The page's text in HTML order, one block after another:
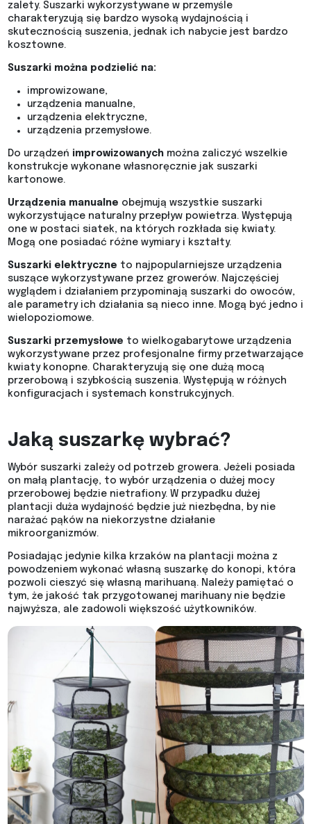
zalety. Suszarki wykorzystywane w przemyśle
charakteryzują się bardzo wysoką wydajnością i
skutecznością suszenia, jednak ich nabycie jest bardzo
kosztowne.
Suszarki można podzielić na:
improwizowane,
urządzenia manualne,
urządzenia elektryczne,
urządzenia przemysłowe.
Do urządzeń improwizowanych można zaliczyć wszelkie
konstrukcje wykonane własnoręcznie jak suszarki
kartonowe.
Urządzenia manualne obejmują wszystkie suszarki
wykorzystujące naturalny przepływ powietrza. Występują
one w postaci siatek, na których rozkłada się kwiaty.
Mogą one posiadać różne wymiary i kształty.
Suszarki elektryczne to najpopularniejsze urządzenia
suszące wykorzystywane przez growerów. Najczęściej
wyglądem i działaniem przypominają suszarki do owoców,
ale parametry ich działania są nieco inne. Mogą być jedno i
wielopoziomowe.
Suszarki przemysłowe to wielkogabarytowe urządzenia
wykorzystywane przez profesjonalne firmy przetwarzające
kwiaty konopne. Charakteryzują się one dużą mocą
przerobową i szybkością suszenia. Występują w różnych
konfiguracjach i systemach konstrukcyjnych.
Jaką suszarkę wybrać?
Wybór suszarki zależy od potrzeb growera. Jeżeli posiada
on małą plantację, to wybór urządzenia o dużej mocy
przerobowej będzie nietrafiony. W przypadku dużej
plantacji duża wydajność będzie już niezbędna, by nie
narażać pąków na niekorzystne działanie
mikroorganizmów.
Posiadając jedynie kilka krzaków na plantacji można z
powodzeniem wykonać własną suszarkę do konopi, która
pozwoli cieszyć się własną marihuaną. Należy pamiętać o
tym, że jakość tak przygotowanej marihuany nie będzie
najwyższa, ale zadowoli większość użytkowników.